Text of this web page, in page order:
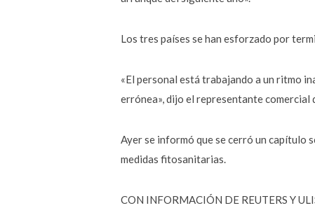
Los tres países se han esforzado por
«El personal está trabajando a un ritmo
errónea», dijo el representante comercial
Ayer se informó que se cerró un capítulo
medidas fitosanitarias.
CON INFORMACIÓN DE REUTERS Y